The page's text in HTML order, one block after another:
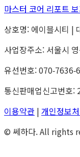
마스터 코어 리포트
상호명: 에이블시티 |
사업장주소: 서울시
유선번호:
통신판매업신고번호:
이용약관 | 개인정보
© 쎄하다. All rights